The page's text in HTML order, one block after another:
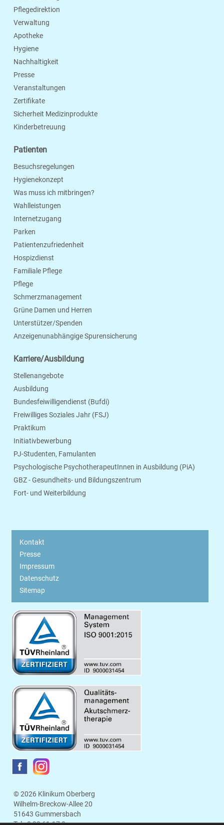
Pflegedirektion
Verwaltung
Apotheke
Hygiene
Nachhaltigkeit
Presse
Veranstaltungen
Zertifikate
Sicherheit Medizinprodukte
Kinderbetreuung
Patienten
Besuchsregelungen
Hygienekonzept
Was muss ich mitbringen?
Wahlleistungen
Internetzugang
Parken
Patientenzufriedenheit
Hospizdienst
Familiale Pflege
Pflege
Schmerzmanagement
Grüne Damen und Herren
Unterstützer/Spenden
Anzeigenunabhängige Spurensicherung
Karriere/Ausbildung
Stellenangebote
Ausbildung
Bundesfeiwilligendienst (Bufdi)
Freiwilliges Soziales Jahr (FSJ)
Praktikum
Initiativbewerbung
PJ-Studenten, Famulanten
Psychologische PsychotherapeutInnen in Ausbildung (PiA)
GBZ - Gesundheits- und Bildungszentrum
Fort- und Weiterbildung
Kontakt
Presse
Impressum
Datenschutz
Sitemap
© 2026 Klinikum Oberberg
Wilhelm-Breckow-Allee 20
51643 Gummersbach